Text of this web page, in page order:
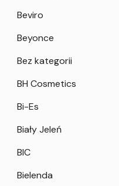
Beviro
Beyonce
Bez kategorii
BH Cosmetics
Bi-Es
Biały Jeleń
BIC
Bielenda